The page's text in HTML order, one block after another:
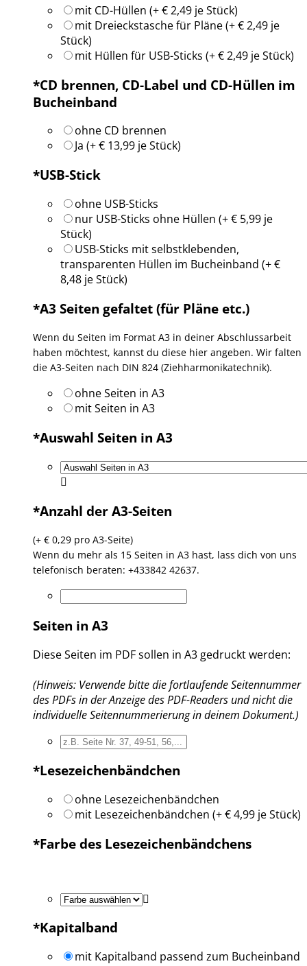
mit CD-Hüllen (+ € 2,49 je Stück)
mit Dreieckstasche für Pläne (+ € 2,49 je
Stück)
mit Hüllen für USB-Sticks (+ € 2,49 je Stück)
*CD brennen, CD-Label und CD-Hüllen im
Bucheinband
ohne CD brennen
Ja (+ € 13,99 je Stück)
*USB-Stick
ohne USB-Sticks
nur USB-Sticks ohne Hüllen (+ € 5,99 je
Stück)
USB-Sticks mit selbstklebenden,
transparenten Hüllen im Bucheinband (+ €
8,48 je Stück)
*A3 Seiten gefaltet (für Pläne etc.)
Wenn du Seiten im Format A3 in deiner Abschlussarbeit
haben möchtest, kannst du diese hier angeben. Wir falten
die A3-Seiten nach DIN 824 (Ziehharmonikatechnik).
ohne Seiten in A3
mit Seiten in A3
*Auswahl Seiten in A3
*Anzahl der A3-Seiten
(+ € 0,29 pro A3-Seite)
Wenn du mehr als 15 Seiten in A3 hast, lass dich von uns
telefonisch beraten: +433842 42637.
Seiten in A3
Diese Seiten im PDF sollen in A3 gedruckt werden:
(Hinweis: Verwende bitte die fortlaufende Seitennummer
des PDFs in der Anzeige des PDF-Readers und nicht die
individuelle Seitennummerierung in deinem Dokument.)
*Lesezeichenbändchen
ohne Lesezeichenbändchen
mit Lesezeichenbändchen (+ € 4,99 je Stück)
*Farbe des Lesezeichenbändchens
*Kapitalband
mit Kapitalband passend zum Bucheinband